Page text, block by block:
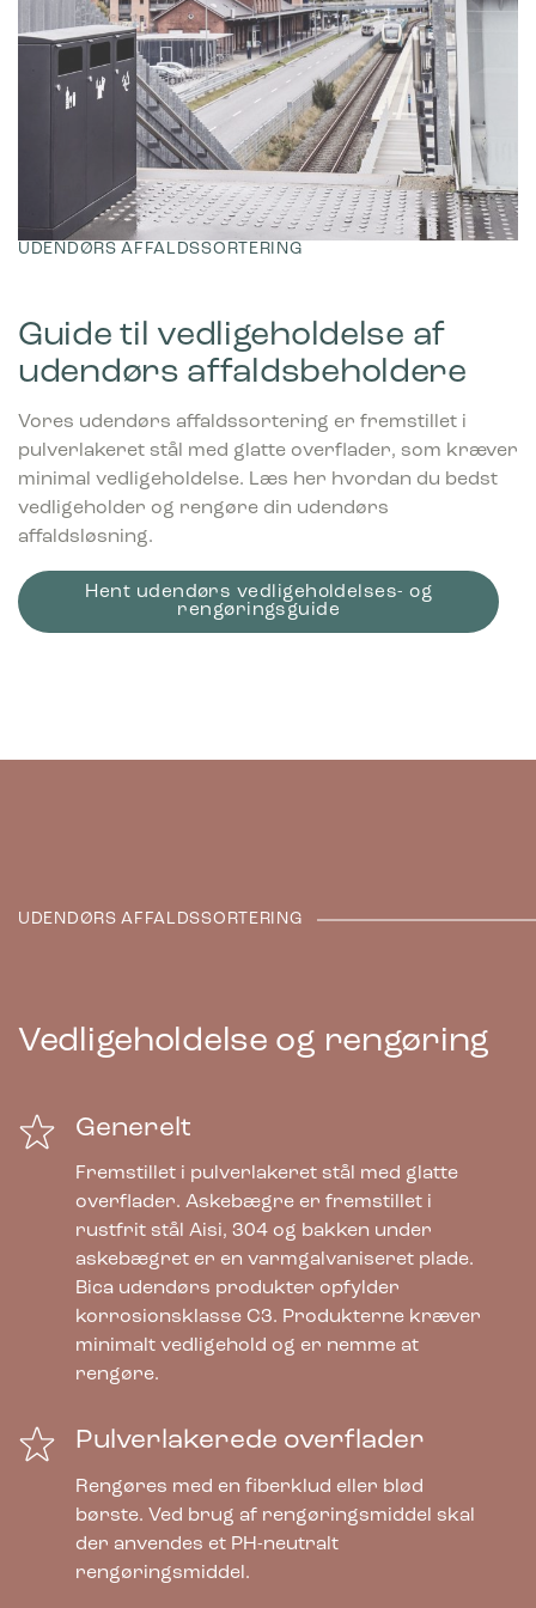
UDENDØRS AFFALDSSORTERING
Guide til vedligeholdelse af
udendørs affaldsbeholdere
Vores udendørs affaldssortering er fremstillet i
pulverlakeret stål med glatte overflader, som kræver
minimal vedligeholdelse. Læs her hvordan du bedst
vedligeholder og rengøre din udendørs
affaldsløsning.
Hent udendørs vedligeholdelses- og
rengøringsguide
UDENDØRS AFFALDSSORTERING
Vedligeholdelse og rengøring
Generelt
Fremstillet i pulverlakeret stål med glatte
overflader. Askebægre er fremstillet i
rustfrit stål Aisi, 304 og bakken under
askebægret er en varmgalvaniseret plade.
Bica udendørs produkter opfylder
korrosionsklasse C3. Produkterne kræver
minimalt vedligehold og er nemme at
rengøre.
Pulverlakerede overflader
Rengøres med en fiberklud eller blød
børste. Ved brug af rengøringsmiddel skal
der anvendes et PH-neutralt
rengøringsmiddel.